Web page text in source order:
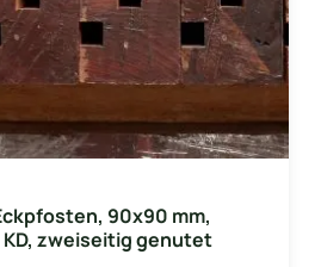
90x90 mm,
zweiseitig genutet